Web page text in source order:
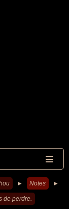
► Notes ►
de perdre.